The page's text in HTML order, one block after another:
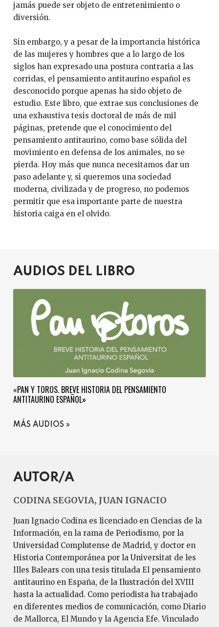
jamás puede ser objeto de entretenimiento o
diversión.
Sin embargo, y a pesar de la importancia histórica
de las mujeres y hombres que a lo largo de los
siglos han expresado una postura contraria a las
corridas, el pensamiento antitaurino español es
desconocido porque apenas ha sido objeto de
estudio. Este libro, que extrae sus conclusiones de
una exhaustiva tesis doctoral de más de mil
páginas, pretende que el conocimiento del
pensamiento antitaurino, como base sólida del
movimiento en defensa de los animales, no se
pierda. Hoy más que nunca necesitamos dar un
paso adelante y, si queremos una sociedad
moderna, civilizada y de progreso, no podemos
permitir que esa importante parte de nuestra
historia caiga en el olvido.
AUDIOS DEL LIBRO
«PAN Y TOROS. BREVE HISTORIA DEL PENSAMIENTO
ANTITAURINO ESPAÑOL»
MÁS AUDIOS
AUTOR/A
CODINA SEGOVIA, JUAN IGNACIO
Juan Ignacio Codina es licenciado en Ciencias de la
Información, en la rama de Periodismo, por la
Universidad Complutense de Madrid, y doctor en
Historia Contemporánea por la Universitat de les
Illes Balears con una tesis titulada El pensamiento
antitaurino en España, de la Ilustración del XVIII
hasta la actualidad. Como periodista ha trabajado
en diferentes medios de comunicación, como Diario
de Mallorca, El Mundo y la Agencia Efe. Vinculado